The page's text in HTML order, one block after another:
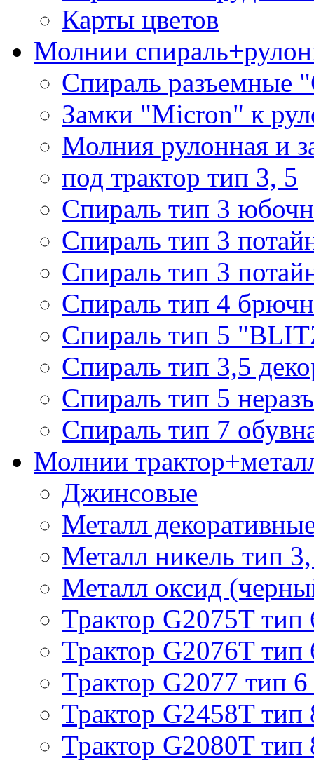
Карты цветов
Молнии
Спираль разъемные
Замки "Micron" к
Молния рулонная и
под трактор тип 3, 5
Спираль тип 3
Спираль тип 3
Спираль тип 3
Спираль тип 4
Спираль тип 5
Спираль тип 3,5
Спираль тип 5
Спираль тип 7
Молнии
Джинсовые
Металл
Металл никель тип
Металл оксид
Трактор G2075T тип
Трактор G2076T тип
Трактор G2077 тип 6
Трактор G2458T тип
Трактор G2080T тип